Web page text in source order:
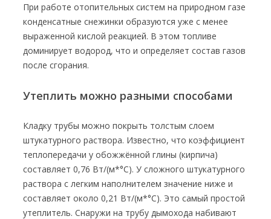
При работе отопительных систем на природном газе
конденсатные снежинки образуются уже с менее
выраженной кислой реакцией. В этом топливе
доминирует водород, что и определяет состав газов
после сгорания.
Утеплить можно разными способами
Кладку трубы можно покрыть толстым слоем
штукатурного раствора. Известно, что коэффициент
теплопередачи у обожжённой глины (кирпича)
составляет 0,76 Вт/(м*°С). У сложного штукатурного
раствора с легким наполнителем значение ниже и
составляет около 0,21 Вт/(м*°С). Это самый простой
утеплитель. Снаружи на трубу дымохода набивают